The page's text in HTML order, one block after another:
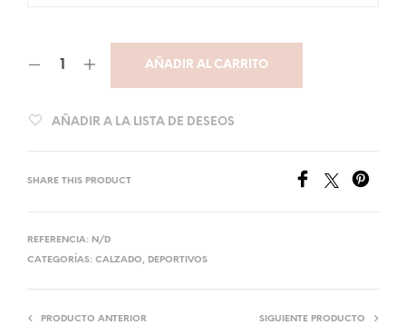
AÑADIR AL CARRITO
AÑADIR A LA LISTA DE DESEOS
SHARE THIS PRODUCT
REFERENCIA: N/D
CATEGORÍAS: CALZADO, DEPORTIVOS
PRODUCTO ANTERIOR SIGUIENTE PRODUCTO